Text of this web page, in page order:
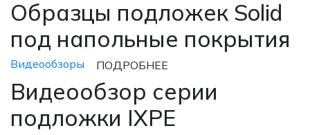
Образцы подложек Solid
под напольные покрытия
Видеообзоры ПОДРОБНЕЕ
Видеообзор серии
подложки IXPE